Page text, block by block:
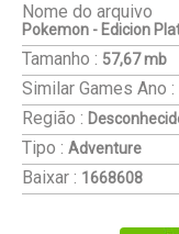
Nome do arquivo
Pokemon - Edicion
Tamanho : 57,67 mb
Similar Games Ano :
Região :
Tipo : Adventure
Baixar : 1668608